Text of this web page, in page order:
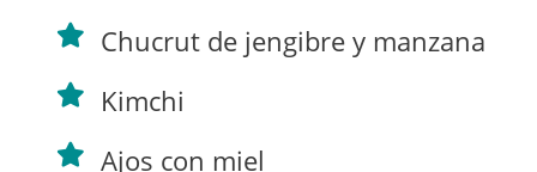
Chucrut de jengibre y manzana
Kimchi
Ajos con miel